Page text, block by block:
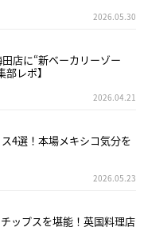
2026.05.30
店に“新ベーカリーゾー
レポ】
2026.04.21
4選！本場メキシコ気分を
2026.05.23
ップスを堪能！英国料理店